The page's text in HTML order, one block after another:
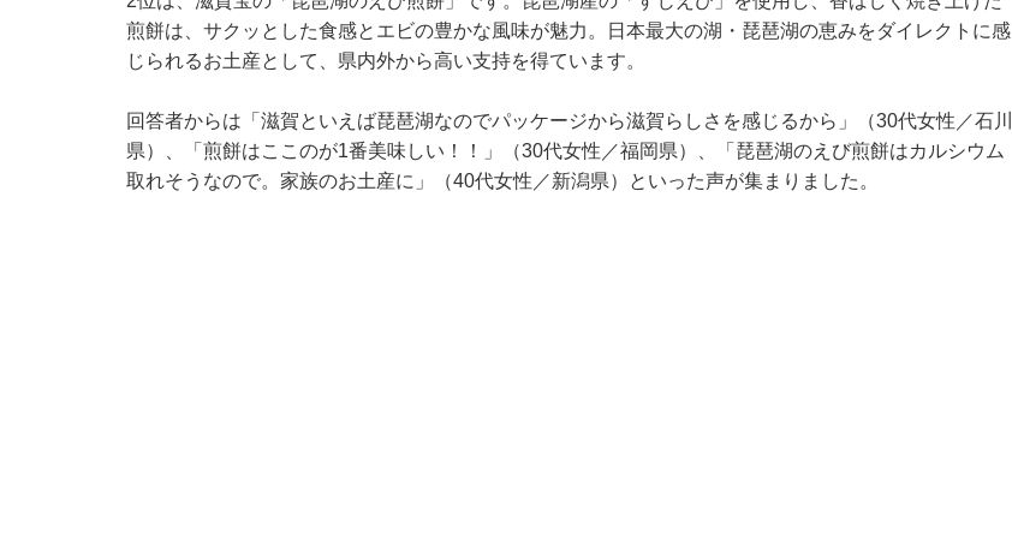
煎餅は、サクッとした食感とエビの豊かな風味が魅力。日本最大の湖・琵琶湖の恵みをダイレクトに感
じられるお土産として、県内外から高い支持を得ています。
回答者からは「滋賀といえば琵琶湖なのでパッケージから滋賀らしさを感じるから」（30代女性／石川
県）、「煎餅はここのが1番美味しい！！」（30代女性／福岡県）、「琵琶湖のえび煎餅はカルシウム
取れそうなので。家族のお土産に」（40代女性／新潟県）といった声が集まりました。